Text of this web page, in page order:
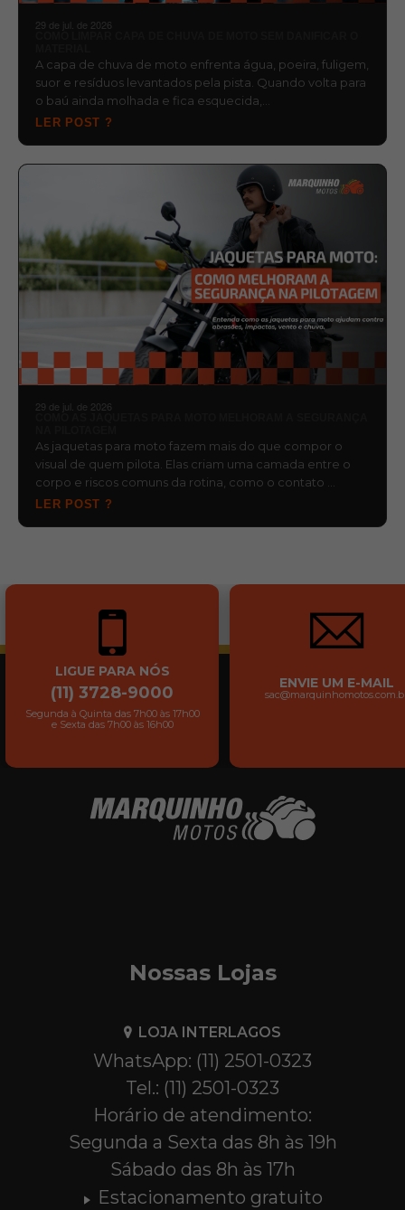
29 de jul. de 2026
A capa de chuva de moto enfrenta água, poeira, fuligem,
suor e resíduos levantados pela pista. Quando volta para
o baú ainda molhada e fica esquecida,…
LER POST ?
29 de jul. de 2026
As jaquetas para moto fazem mais do que compor o
visual de quem pilota. Elas criam uma camada entre o
corpo e riscos comuns da rotina, como o contato …
LER POST ?
LIGUE PARA NÓS
(11) 3728-9000
Segunda à Quinta das 7h00 às 17h00
e Sexta das 7h00 às 16h00
ENVIE UM E-MAIL
Nossas Lojas
LOJA INTERLAGOS
WhatsApp: (11) 2501-0323
Tel.: (11) 2501-0323
Horário de atendimento:
Segunda a Sexta das 8h às 19h
Sábado das 8h às 17h
Estacionamento gratuito